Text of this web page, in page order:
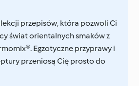
przepisów, która pozwoli Ci
świat orientalnych smaków z
Egzotyczne przyprawy i
przeniosą Cię prosto do